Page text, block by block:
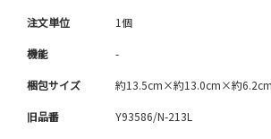
注文単位 1個
機能 -
梱包サイズ 約13.5cm×約13.0cm×約6.2cm
旧品番 Y93586/N-213L